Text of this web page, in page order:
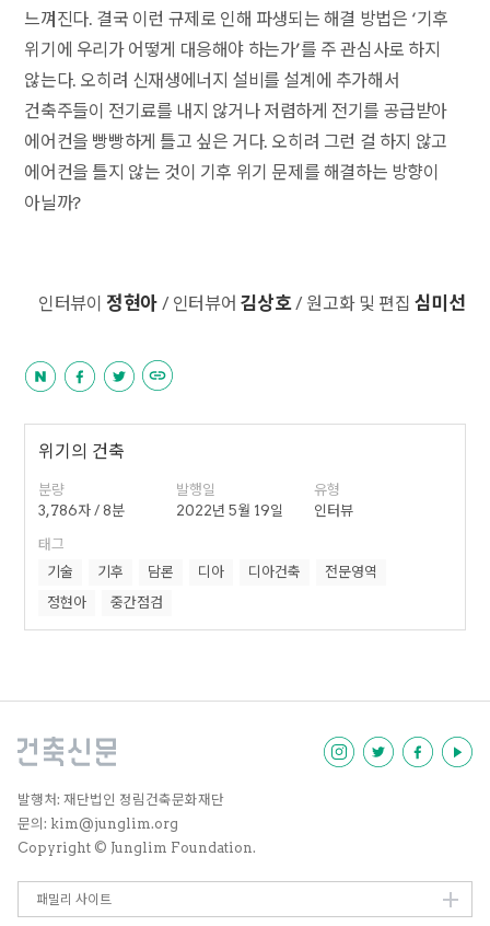
느껴진다. 결국 이런 규제로 인해 파생되는 해결 방법은 ‘기후
위기에 우리가 어떻게 대응해야 하는가’를 주 관심사로 하지
않는다. 오히려 신재생에너지 설비를 설계에 추가해서
건축주들이 전기료를 내지 않거나 저렴하게 전기를 공급받아
에어컨을 빵빵하게 틀고 싶은 거다. 오히려 그런 걸 하지 않고
에어컨을 틀지 않는 것이 기후 위기 문제를 해결하는 방향이
아닐까?
인터뷰이 정현아/ 인터뷰어 김상호/ 원고화 및 편집 심미선
위기의 건축
분량
3,786자 / 8분
발행일
2022년 5월 19일
유형
인터뷰
태그
기술
기후 담론 디아 디아건축
전문영역
정현아
중간점검
발행처: 재단법인 정림건축문화재단
문의: kim@junglim.org
Copyright © Junglim Foundation.
패밀리 사이트